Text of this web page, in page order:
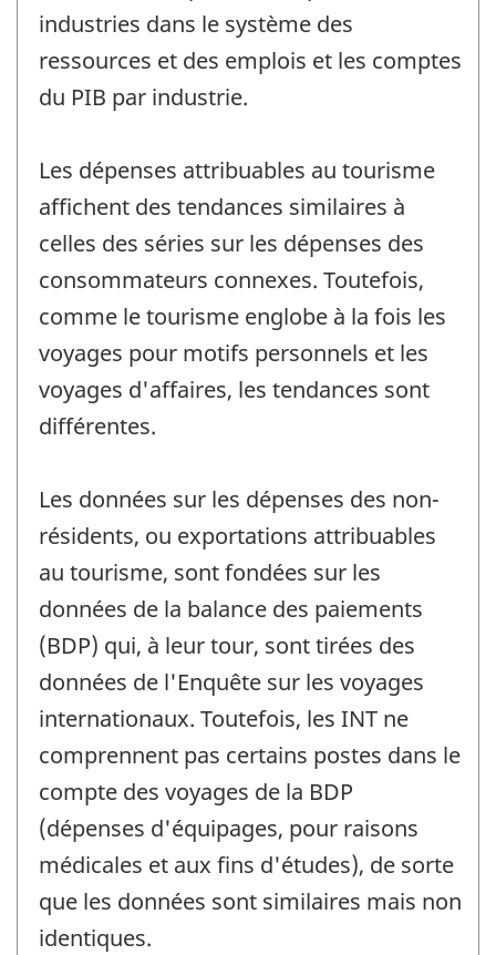
industries dans le système des
ressources et des emplois et les comptes
du PIB par industrie.
Les dépenses attribuables au tourisme
affichent des tendances similaires à
celles des séries sur les dépenses des
consommateurs connexes. Toutefois,
comme le tourisme englobe à la fois les
voyages pour motifs personnels et les
voyages d'affaires, les tendances sont
différentes.
Les données sur les dépenses des non-
résidents, ou exportations attribuables
au tourisme, sont fondées sur les
données de la balance des paiements
(BDP) qui, à leur tour, sont tirées des
données de l'Enquête sur les voyages
internationaux. Toutefois, les INT ne
comprennent pas certains postes dans le
compte des voyages de la BDP
(dépenses d'équipages, pour raisons
médicales et aux fins d'études), de sorte
que les données sont similaires mais non
identiques.